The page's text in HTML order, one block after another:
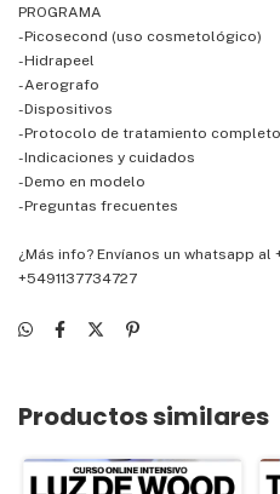
PROGRAMA
-Picosecond (uso cosmetológico)
-Hidrapeel
-Aerografo
-Dispositivos
-Protocolo de tratamiento completo
-Indicaciones y cuidados
-Demo en modelo
-Preguntas frecuentes
¿Más info? Envíanos un whatsapp al
+5491137734727
Productos similares